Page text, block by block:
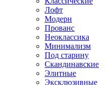
Лофт
Модерн
Прованс
Неоклассика
Минимализм
Под старину
Скандинавские
Элитные
Эксклюзивные